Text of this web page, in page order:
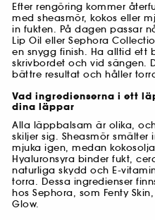
Efter rengöring kommer
med sheasmör, kokos eller
in fukten. På dagen passar
Lip Oil eller Sephora
en snygg finish. Ha alltid ett
skrivbordet och vid sängen.
bättre resultat och håller
Vad ingredienserna i ett
dina läppar
Alla läppbalsam är olika,
skiljer sig. Sheasmör
mjuka igen, medan
Hyaluronsyra binder fukt,
naturliga skydd och E-
torra. Dessa ingredienser
hos Sephora, som Fenty
Glow.